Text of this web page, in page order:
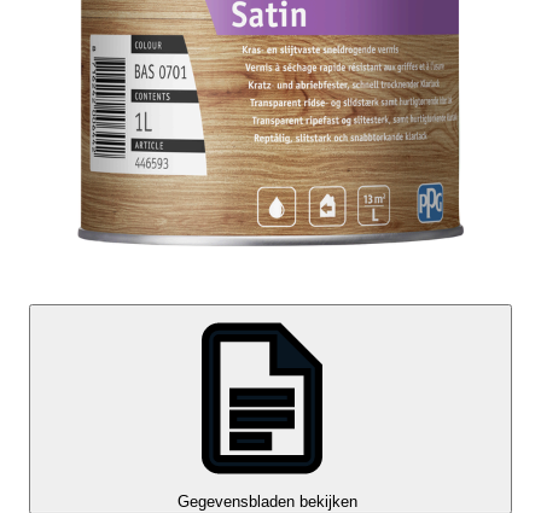
Gegevensbladen bekijken